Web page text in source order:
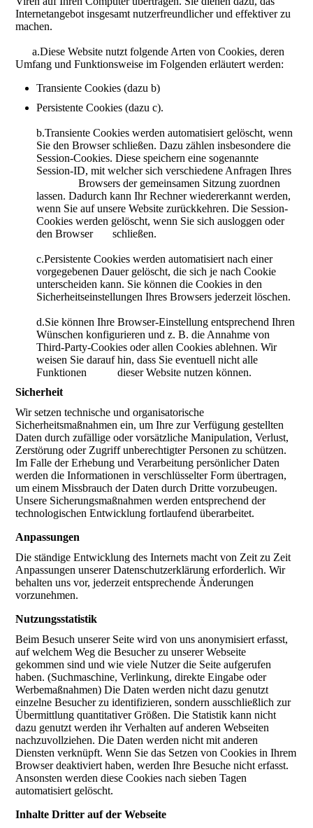
Internetangebot insgesamt nutzerfreundlicher und effektiver zu
machen.
a.Diese Website nutzt folgende Arten von Cookies, deren
Umfang und Funktionsweise im Folgenden erläutert werden:
Transiente Cookies (dazu b)
Persistente Cookies (dazu c).
b.Transiente Cookies werden automatisiert gelöscht, wenn
Sie den Browser schließen. Dazu zählen insbesondere die
Session-Cookies. Diese speichern eine sogenannte
Session-ID, mit welcher sich verschiedene Anfragen Ihres
Browsers der gemeinsamen Sitzung zuordnen
lassen. Dadurch kann Ihr Rechner wiedererkannt werden,
wenn Sie auf unsere Website zurückkehren. Die Session-
Cookies werden gelöscht, wenn Sie sich ausloggen oder
den Browser schließen.
c.Persistente Cookies werden automatisiert nach einer
vorgegebenen Dauer gelöscht, die sich je nach Cookie
unterscheiden kann. Sie können die Cookies in den
Sicherheitseinstellungen Ihres Browsers jederzeit löschen.
d.Sie können Ihre Browser-Einstellung entsprechend Ihren
Wünschen konfigurieren und z. B. die Annahme von
Third-Party-Cookies oder allen Cookies ablehnen. Wir
weisen Sie darauf hin, dass Sie eventuell nicht alle
Funktionen dieser Website nutzen können.
Sicherheit
Wir setzen technische und organisatorische
Sicherheitsmaßnahmen ein, um Ihre zur Verfügung gestellten
Daten durch zufällige oder vorsätzliche Manipulation, Verlust,
Zerstörung oder Zugriff unberechtigter Personen zu schützen.
Im Falle der Erhebung und Verarbeitung persönlicher Daten
werden die Informationen in verschlüsselter Form übertragen,
um einem Missbrauch der Daten durch Dritte vorzubeugen.
Unsere Sicherungsmaßnahmen werden entsprechend der
technologischen Entwicklung fortlaufend überarbeitet.
Anpassungen
Die ständige Entwicklung des Internets macht von Zeit zu Zeit
Anpassungen unserer Datenschutzerklärung erforderlich. Wir
behalten uns vor, jederzeit entsprechende Änderungen
vorzunehmen.
Nutzungsstatistik
Beim Besuch unserer Seite wird von uns anonymisiert erfasst,
auf welchem Weg die Besucher zu unserer Webseite
gekommen sind und wie viele Nutzer die Seite aufgerufen
haben. (Suchmaschine, Verlinkung, direkte Eingabe oder
Werbemaßnahmen) Die Daten werden nicht dazu genutzt
einzelne Besucher zu identifizieren, sondern ausschließlich zur
Übermittlung quantitativer Größen. Die Statistik kann nicht
dazu genutzt werden ihr Verhalten auf anderen Webseiten
nachzuvollziehen. Die Daten werden nicht mit anderen
Diensten verknüpft. Wenn Sie das Setzen von Cookies in Ihrem
Browser deaktiviert haben, werden Ihre Besuche nicht erfasst.
Ansonsten werden diese Cookies nach sieben Tagen
automatisiert gelöscht.
Inhalte Dritter auf der Webseite